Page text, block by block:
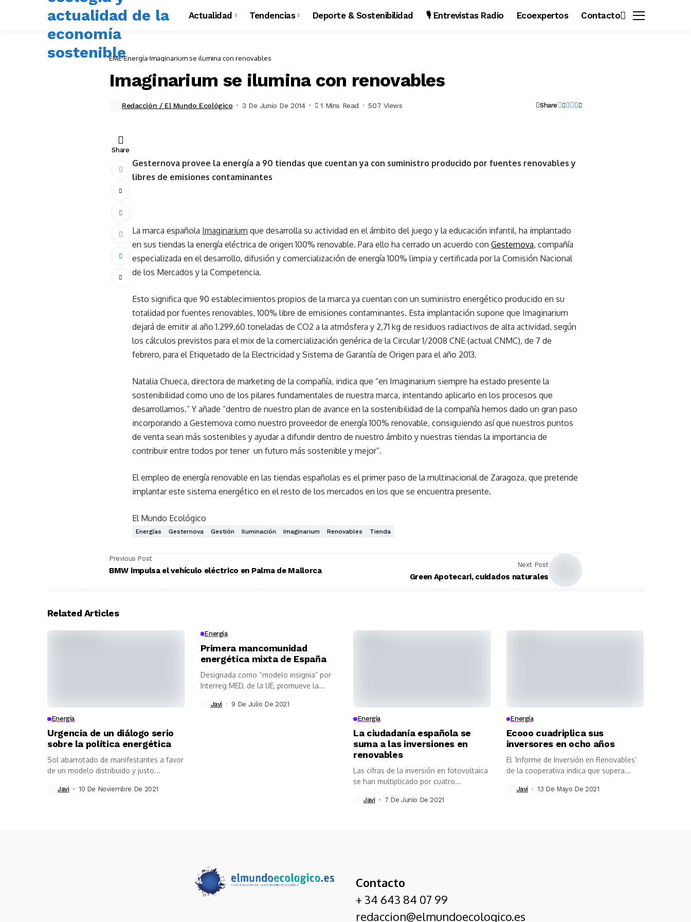
Actualidad Tendencias Deporte & Sostenibilidad 🎙️ Entrevistas Radio Ecoexpertos Contacto
EME Energía Imaginarium se ilumina con renovables
Imaginarium se ilumina con renovables
Redacción / El Mundo Ecológico 3 De Junio De 2014 1 Mins Read 507 Views Share
Share
Gesternova provee la energía a 90 tiendas que cuentan ya con suministro producido por fuentes renovables y
libres de emisiones contaminantes
La marca española Imaginarium que desarrolla su actividad en el ámbito del juego y la educación infantil, ha implantado
en sus tiendas la energía eléctrica de origen 100% renovable. Para ello ha cerrado un acuerdo con Gesternova, compañía
especializada en el desarrollo, difusión y comercialización de energía 100% limpia y certificada por la Comisión Nacional
de los Mercados y la Competencia.
Esto significa que 90 establecimientos propios de la marca ya cuentan con un suministro energético producido en su
totalidad por fuentes renovables, 100% libre de emisiones contaminantes. Esta implantación supone que Imaginarium
dejará de emitir al año 1.299,60 toneladas de CO2 a la atmósfera y 2,71 kg de residuos radiactivos de alta actividad, según
los cálculos previstos para el mix de la comercialización genérica de la Circular 1/2008 CNE (actual CNMC), de 7 de
febrero, para el Etiquetado de la Electricidad y Sistema de Garantía de Origen para el año 2013.
Natalia Chueca, directora de marketing de la compañía, indica que “en Imaginarium siempre ha estado presente la
sostenibilidad como uno de los pilares fundamentales de nuestra marca, intentando aplicarlo en los procesos que
desarrollamos.” Y añade “dentro de nuestro plan de avance en la sostenibilidad de la compañía hemos dado un gran paso
incorporando a Gesternova como nuestro proveedor de energía 100% renovable, consiguiendo así que nuestros puntos
de venta sean más sostenibles y ayudar a difundir dentro de nuestro ámbito y nuestras tiendas la importancia de
contribuir entre todos por tener un futuro más sostenible y mejor”.
El empleo de energía renovable en las tiendas españolas es el primer paso de la multinacional de Zaragoza, que pretende
implantar este sistema energético en el resto de los mercados en los que se encuentra presente.
El Mundo Ecológico
Energías Gesternova Gestión Iluminación Imaginarium Renovables Tienda
Previous Post
BMW impulsa el vehículo eléctrico en Palma de Mallorca
Next Post
Green Apotecari, cuidados naturales
Related Articles
Energía
Urgencia de un diálogo serio
sobre la política energética
Sol abarrotado de manifestantes a favor
de un modelo distribuido y justo...
Javi 10 De Noviembre De 2021
Energía
Primera mancomunidad
energética mixta de España
Designada como “modelo insignia” por
Interreg MED, de la UE, promueve la...
Javi
9 De Julio De 2021
Energía
La ciudadanía española se
suma a las inversiones en
renovables
Las cifras de la inversión en fotovoltaica
se han multiplicado por cuatro...
Javi 7 De Junio De 2021
Energía
Ecooo cuadriplica sus
inversores en ocho años
El ‘Informe de Inversión en Renovables’
de la cooperativa indica que supera...
Javi 13 De Mayo De 2021
Contacto
+ 34 643 84 07 99
redaccion@elmundoecologico.es